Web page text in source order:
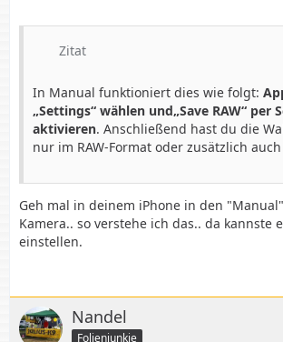
Zitat
In Manual funktioniert dies wie folgt:
„Settings“ wählen und„Save RAW“ per
aktivieren. Anschließend hast du die
nur im RAW-Format oder zusätzlich auch
Geh mal in deinem iPhone in den
Kamera.. so verstehe ich das.. da kannste
einstellen.
Nandel
Folienjunkie